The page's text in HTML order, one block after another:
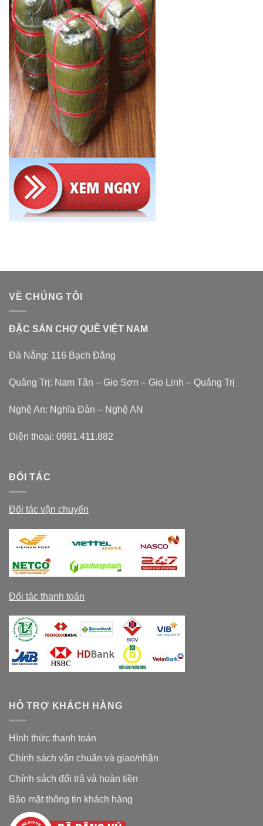
VỀ CHÚNG TÔI
ĐẶC SẢN CHỢ QUÊ VIỆT NAM
Đà Nẵng: 116 Bạch Đằng
Quảng Trị: Nam Tân – Gio Sơn – Gio Linh – Quảng Trị
Nghệ An: Nghĩa Đàn – Nghệ AN
Điện thoại: 0981.411.882
ĐỐI TÁC
Đối tác vận chuyển
Đối tác thanh toán
HỖ TRỢ KHÁCH HÀNG
Hình thức thanh toán
Chính sách vận chuẩn và giao/nhận
Chính sách đổi trả và hoàn tiền
Bảo mật thông tin khách hàng